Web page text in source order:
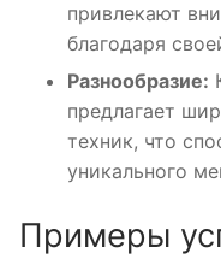
привлекают
благодаря
Разнообразие:
предлагает
техник, что
уникального
Примеры